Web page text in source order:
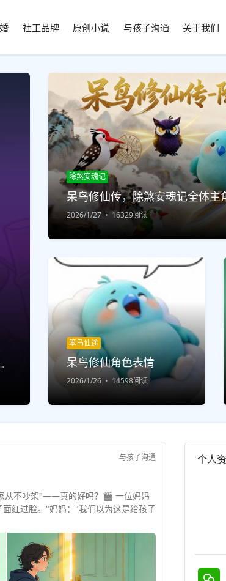
社工品牌 原创小说 与孩子沟通 关于我们
除煞安魂记
呆鸟修仙传，除煞安魂记全体主
2026/1/27 16329阅读
笨鸟仙途
呆鸟修仙角色表情
2026/1/26 14598阅读
与孩子沟通
从不吵架"——真的好吗？🎬 一位妈妈
红过脸。"妈妈："我们以为这是给孩子
个人